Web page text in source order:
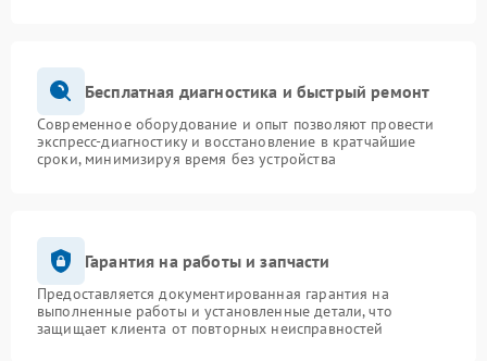
Бесплатная диагностика и быстрый ремонт
Современное оборудование и опыт позволяют провести
экспресс-диагностику и восстановление в кратчайшие
сроки, минимизируя время без устройства
Гарантия на работы и запчасти
Предоставляется документированная гарантия на
выполненные работы и установленные детали, что
защищает клиента от повторных неисправностей